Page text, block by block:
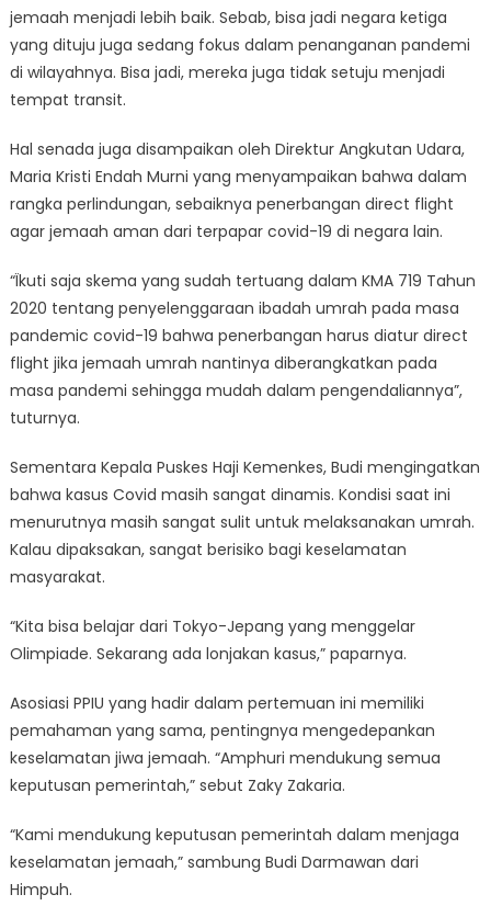
jemaah menjadi lebih baik. Sebab, bisa jadi negara ketiga
yang dituju juga sedang fokus dalam penanganan pandemi
di wilayahnya. Bisa jadi, mereka juga tidak setuju menjadi
tempat transit.
Hal senada juga disampaikan oleh Direktur Angkutan Udara,
Maria Kristi Endah Murni yang menyampaikan bahwa dalam
rangka perlindungan, sebaiknya penerbangan direct flight
agar jemaah aman dari terpapar covid-19 di negara lain.
“Ïkuti saja skema yang sudah tertuang dalam KMA 719 Tahun
2020 tentang penyelenggaraan ibadah umrah pada masa
pandemic covid-19 bahwa penerbangan harus diatur direct
flight jika jemaah umrah nantinya diberangkatkan pada
masa pandemi sehingga mudah dalam pengendaliannya”,
tuturnya.
Sementara Kepala Puskes Haji Kemenkes, Budi mengingatkan
bahwa kasus Covid masih sangat dinamis. Kondisi saat ini
menurutnya masih sangat sulit untuk melaksanakan umrah.
Kalau dipaksakan, sangat berisiko bagi keselamatan
masyarakat.
“Kita bisa belajar dari Tokyo-Jepang yang menggelar
Olimpiade. Sekarang ada lonjakan kasus,” paparnya.
Asosiasi PPIU yang hadir dalam pertemuan ini memiliki
pemahaman yang sama, pentingnya mengedepankan
keselamatan jiwa jemaah. “Amphuri mendukung semua
keputusan pemerintah,” sebut Zaky Zakaria.
“Kami mendukung keputusan pemerintah dalam menjaga
keselamatan jemaah,” sambung Budi Darmawan dari
Himpuh.